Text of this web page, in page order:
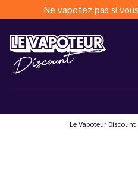
Ne vapotez pas si
Le Vapoteur Discount